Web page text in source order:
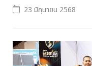
23 มิถุนายน 2568